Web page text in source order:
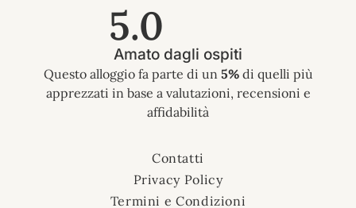
5.0
Amato dagli ospiti
Questo alloggio fa parte di un 5%di quelli più
apprezzati in base a valutazioni, recensioni e
affidabilità
Contatti
Privacy Policy
Termini e Condizioni